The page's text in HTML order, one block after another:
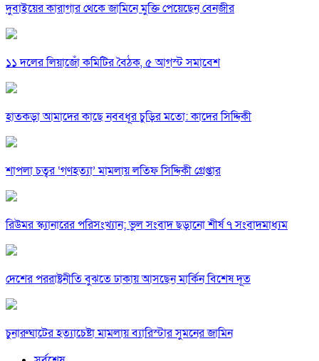
দুবাইয়ের কারাগার থেকে জামিনে মুক্তি পেয়েছেন বেনজীর
১১ দলের লিয়াজোঁ কমিটির বৈঠক, ৫ আগস্ট সমাবেশ
হাতকড়া আমাদের কাছে নববধূর চুড়ির মতো: কাদের সিদ্দিকী
শাপলা চত্বর ‘গণহত্যা’ মামলায় লতিফ সিদ্দিকী গ্রেপ্তার
রিউমর স্ক্যানারের পরিসংখ্যান; ভুল সংবাদ ছড়ানো শীর্ষ ৭ সংবাদমাধ্যম
দেশের পররাষ্ট্রনীতি বুঝতে ঢাকায় আসছেন মার্কিন বিশেষ দূত
চুনারুঘাটের হত্যাচেষ্টা মামলায় ব্যারিস্টার সুমনের জামিন